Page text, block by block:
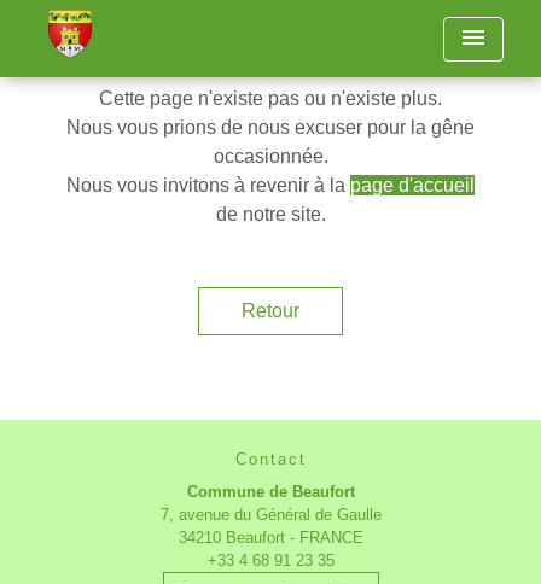
menu
Cette page n'existe pas ou n'existe plus.
Nous vous prions de nous excuser pour la gêne
occasionnée.
Nous vous invitons à revenir à la page d'accueil
de notre site.
Retour
Contact
Commune de Beaufort
7, avenue du Général de Gaulle
34210 Beaufort - FRANCE
+33 4 68 91 23 35